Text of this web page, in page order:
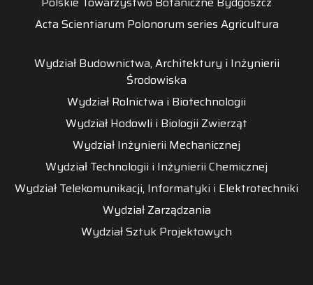
Acta Scientiarum Polonorum series Agricultura
Wydział Budownictwa, Architektury i Inżynierii
Środowiska
Wydział Rolnictwa i Biotechnologii
Wydział Hodowli i Biologii Zwierząt
Wydział Inżynierii Mechanicznej
Wydział Technologii i Inżynierii Chemicznej
Wydział Telekomunikacji, Informatyki i Elektrotechniki
Wydział Zarządzania
Wydział Sztuk Projektowych